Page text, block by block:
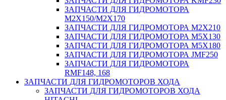
ЗАПЧАСТИ ДЛЯ ГИДРОМОТОРА
M2X150/M2X170
ЗАПЧАСТИ ДЛЯ ГИДРОМОТОРА M2X210
ЗАПЧАСТИ ДЛЯ ГИДРОМОТОРА M5X130
ЗАПЧАСТИ ДЛЯ ГИДРОМОТОРА M5X180
ЗАПЧАСТИ ДЛЯ ГИДРОМОТОРА JMF250
ЗАПЧАСТИ ДЛЯ ГИДРОМОТОРА
RMF148, 168
ЗАПЧАСТИ ДЛЯ ГИДРОМОТОРОВ ХОДА
ЗАПЧАСТИ ДЛЯ ГИДРОМОТОРОВ ХОДА